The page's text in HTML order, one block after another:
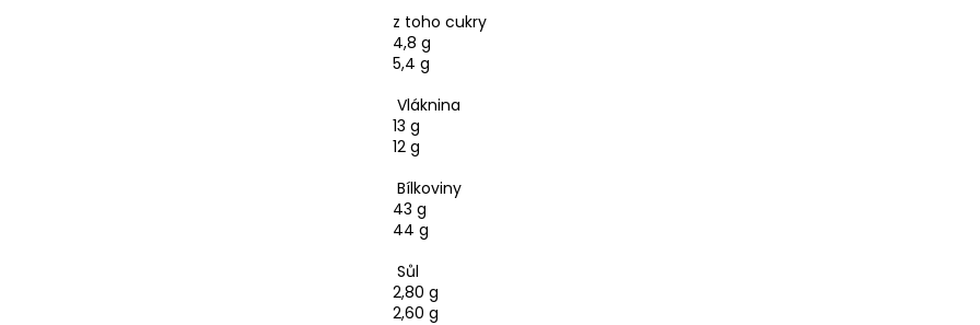
z toho cukry
4,8 g
5,4 g
Vláknina
13 g
12 g
Bílkoviny
43 g
44 g
Sůl
2,80 g
2,60 g